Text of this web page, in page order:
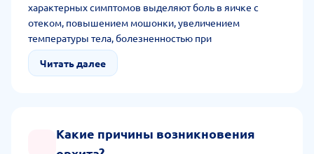
характерных симптомов выделяют боль в яичке с
отеком, повышением мошонки, увеличением
температуры тела, болезненностью при
прикосновении. Также пациент наблюдает неприятные
выделения из уретры, редко боль во время
Читать далее
Какие причины возникновения